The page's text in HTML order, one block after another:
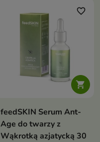

favorite_border
feedSKIN Serum Ant-
Age do twarzy z
Wąkrotką azjatycką 30